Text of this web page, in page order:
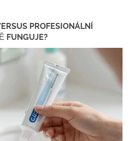
PROFESIONÁLNÍ
FUNGUJE?